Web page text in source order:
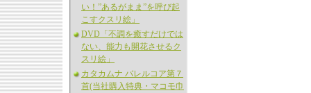
い！”あるがまま”を呼び起
こすクスリ絵」
DVD「不調を癒すだけでは
ない、能力も開花させるク
スリ絵」
カタカムナ バレルコア第７
首(当社購入特典・マコモ巾